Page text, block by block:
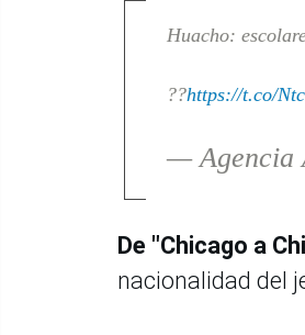
Huacho:
??https://t.co/
— Agencia
De "Chicago a
nacionalidad del